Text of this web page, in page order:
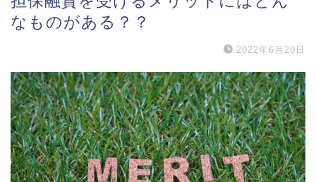
なものがある？？
2022年6月20日